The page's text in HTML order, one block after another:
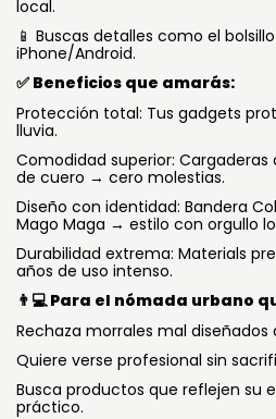
local.
📱 Buscas detalles como el
iPhone/Android.
✅ Beneficios que amarás:
Protección total: Tus gadgets
lluvia.
Comodidad superior:
de cuero → cero molestias.
Diseño con identidad: Bandera
Mago Maga → estilo con orgullo
Durabilidad extrema: Materials
años de uso intenso.
👨💻Para el nómada urbano
Rechaza morrales mal
Quiere verse profesional sin
Busca productos que reflejen su
práctico.